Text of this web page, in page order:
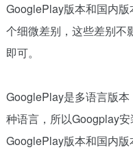
GooglePlay版本和国内
个细微差别，这些差别不
即可。
GooglePlay是多语言版
种语言，所以Googplay安
GooglePlay版本和国内